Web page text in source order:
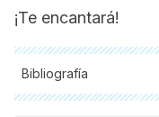
¡Te encantará!
Bibliografía
Todas las fuentes